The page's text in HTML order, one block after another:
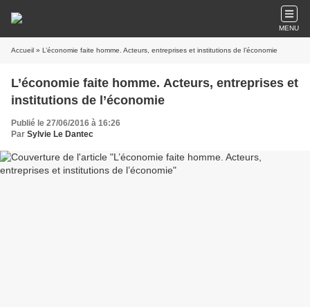
MENU
Accueil » L’économie faite homme. Acteurs, entreprises et institutions de l’économie
L’économie faite homme. Acteurs, entreprises et
institutions de l’économie
Publié le 27/06/2016 à 16:26
Par Sylvie Le Dantec